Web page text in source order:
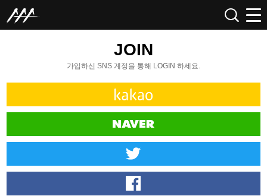
JOIN
가입하신 SNS 계정을 통해 LOGIN 하세요.